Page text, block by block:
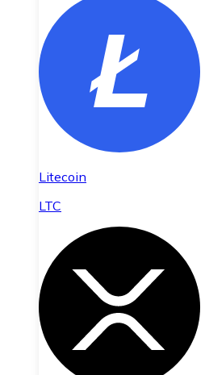
Litecoin
LTC